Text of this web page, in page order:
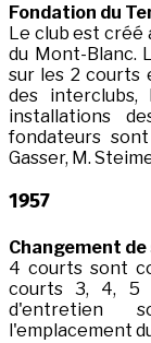
Fondation du
Le club est créé
du Mont-Blanc.
sur les 2 courts
des
installations
fondateurs
Gasser, M.
1957
Changement
4 courts sont
courts 3, 4, 5
d'entretien
l'emplacement